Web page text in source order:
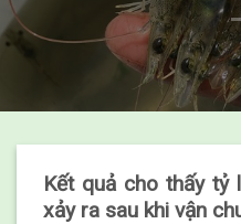
Kết quả cho thấy tỷ
xảy ra sau khi vận